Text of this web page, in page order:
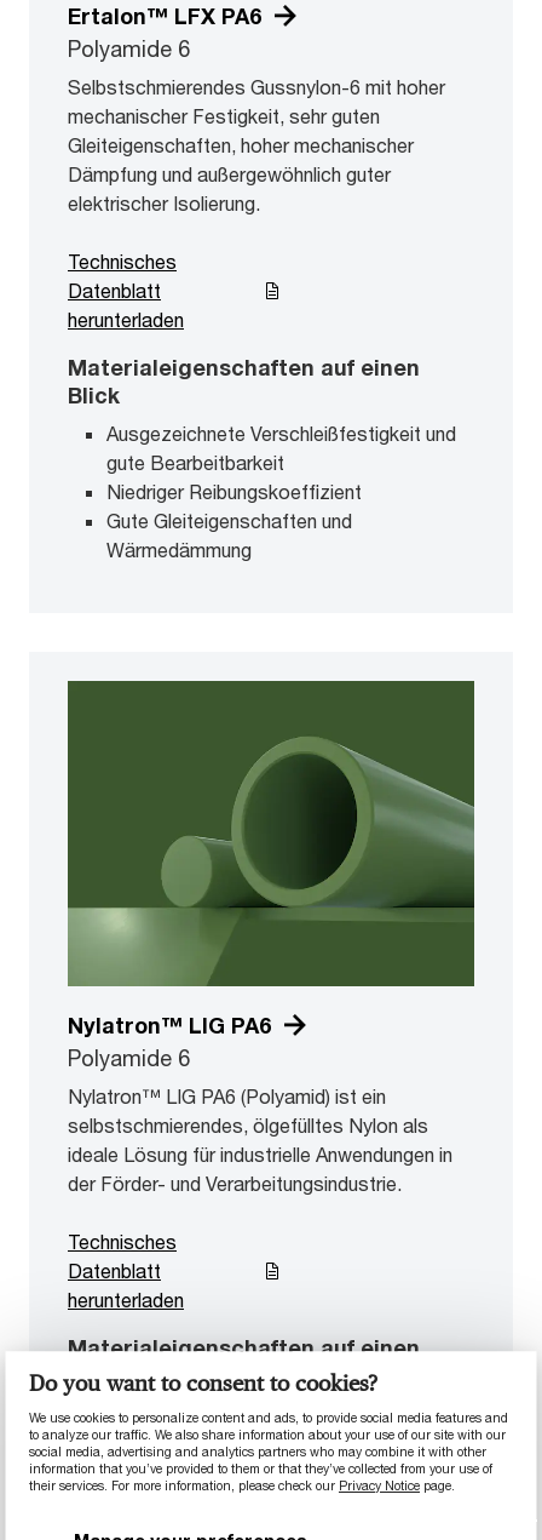
Do you want to consent to cookies?
We use cookies to personalize content and ads, to provide social media features and
to analyze our traffic. We also share information about your use of our site with our
social media, advertising and analytics partners who may combine it with other
information that you’ve provided to them or that they’ve collected from your use of
their services. For more information, please check our Privacy Notice page.
Ertalon™ LFX PA6
Polyamide 6
Selbstschmierendes Gussnylon-6 mit hoher
mechanischer Festigkeit, sehr guten
Gleiteigenschaften, hoher mechanischer
Dämpfung und außergewöhnlich guter
elektrischer Isolierung.
Materialeigenschaften auf einen
Blick
Ausgezeichnete Verschleißfestigkeit und
gute Bearbeitbarkeit
Niedriger Reibungskoeffizient
Gute Gleiteigenschaften und
Wärmedämmung
Technisches
Datenblatt
herunterladen
Nylatron™ LIG PA6
Polyamide 6
Nylatron™ LIG PA6 (Polyamid) ist ein
selbstschmierendes, ölgefülltes Nylon als
ideale Lösung für industrielle Anwendungen in
der Förder- und Verarbeitungsindustrie.
Materialeigenschaften auf einen
Blick
Intern geschmiert
Gute mechanische und elektrische
Eigenschaften
Optimale Balance zwischen Stärke und
Technisches
Datenblatt
herunterladen